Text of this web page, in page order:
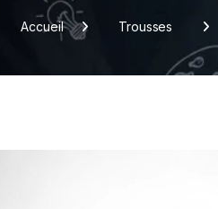
Accueil Trousses